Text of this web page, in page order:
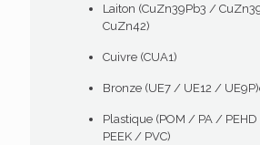
Laiton (CuZn39Pb3 /
CuZn42)
Cuivre (CUA1)
Bronze (UE7 / UE12 /
Plastique (POM / PA /
PEEK / PVC)